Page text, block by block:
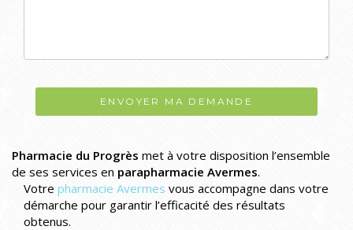
ENVOYER MA DEMANDE
Pharmacie du Progrès met à votre disposition l’ensemble
de ses services en parapharmacie Avermes.
Votre pharmacie Avermes vous accompagne dans votre
démarche pour garantir l’efficacité des résultats
obtenus.